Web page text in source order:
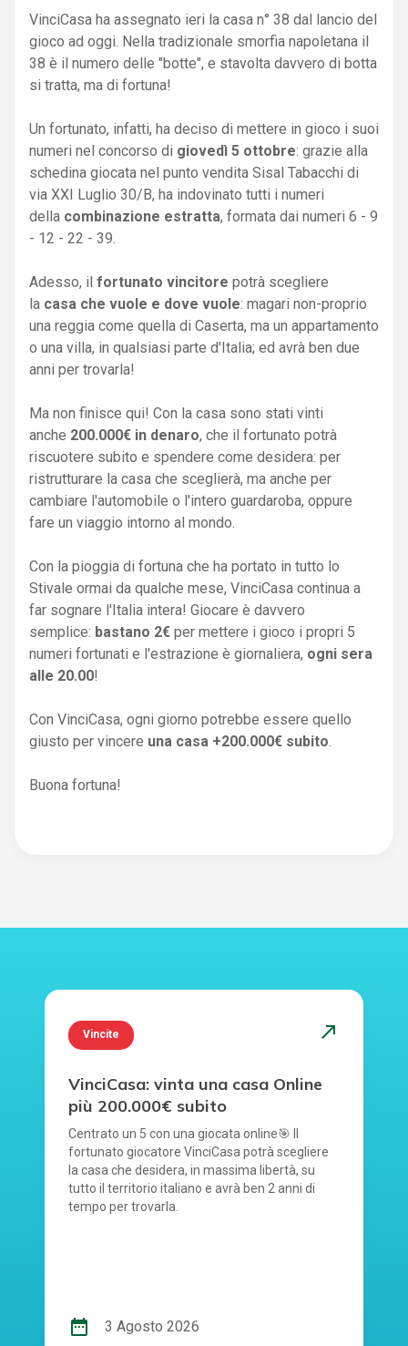
VinciCasa ha assegnato ieri la casa n° 38 dal lancio del
gioco ad oggi. Nella tradizionale smorfia napoletana il
38 è il numero delle "botte", e stavolta davvero di botta
si tratta, ma di fortuna!
Un fortunato, infatti, ha deciso di mettere in gioco i suoi
numeri nel concorso di giovedì 5 ottobre: grazie alla
schedina giocata nel punto vendita Sisal Tabacchi di
via XXI Luglio 30/B, ha indovinato tutti i numeri
della combinazione estratta, formata dai numeri 6 - 9
- 12 - 22 - 39.
Adesso, il fortunato vincitore potrà scegliere
la casa che vuole e dove vuole: magari non-proprio
una reggia come quella di Caserta, ma un appartamento
o una villa, in qualsiasi parte d'Italia; ed avrà ben due
anni per trovarla!
Ma non finisce qui! Con la casa sono stati vinti
anche 200.000€ in denaro, che il fortunato potrà
riscuotere subito e spendere come desidera: per
ristrutturare la casa che sceglierà, ma anche per
cambiare l'automobile o l'intero guardaroba, oppure
fare un viaggio intorno al mondo.
Con la pioggia di fortuna che ha portato in tutto lo
Stivale ormai da qualche mese, VinciCasa continua a
far sognare l'Italia intera! Giocare è davvero
semplice: bastano 2€ per mettere i gioco i propri 5
numeri fortunati e l'estrazione è giornaliera, ogni sera
alle 20.00!
Con VinciCasa, ogni giorno potrebbe essere quello
giusto per vincere una casa +200.000€ subito
Buona fortuna!
Vincite north_east
VinciCasa: vinta una casa Online
più 200.000€ subito
Centrato un 5 con una giocata online🎯 Il
fortunato giocatore VinciCasa potrà scegliere
la casa che desidera, in massima libertà, su
tutto il territorio italiano e avrà ben 2 anni di
tempo per trovarla.
date_range 3 Agosto 2026